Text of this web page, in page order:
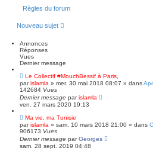
Règles du forum
Nouveau sujet
Annonces
Réponses
Vues
Dernier message
Le Collectif #MouchBessif à Paris,
parislamla » mer. 30 mai 2018 08:07 » dans
142684 Vues
Dernier message parislamla
ven. 27 mars 2020 19:13
Ma vie, ma Tunisie
parislamla » sam. 10 mars 2018 21:00 » dans
906173 Vues
Dernier message parGeorges
sam. 28 sept. 2019 04:48